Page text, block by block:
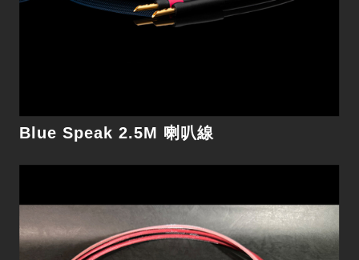
Blue Speak 2.5M 喇叭線
Phono RCA/RCA 1M 訊號線